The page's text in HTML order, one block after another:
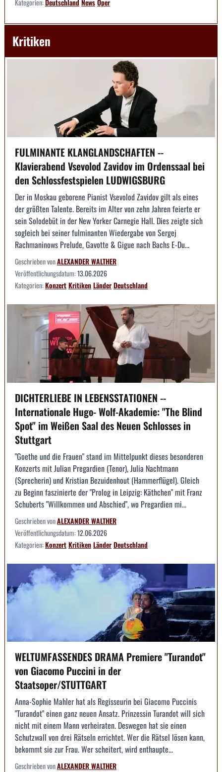
Kritiken
FULMINANTE KLANGLANDSCHAFTEN --
Klavierabend Vsevolod Zavidov im Ordenssaal bei
den Schlossfestspielen LUDWIGSBURG
Der in Moskau geborene Pianist Vsevolod Zavidov gilt als eines
der größten Talente. Bereits im Alter von zehn Jahren feierte er
sein Solodebüt in der New Yorker Carnegie Hall. Dies zeigte sich
sogleich bei seiner fulminanten Wiedergabe von Sergej
Rachmaninows Prelude, Gavotte & Gigue nach Bachs E-Du...
Geschrieben vonALEXANDER WALTHER
Veröffentlichungsdatum:13.06.2026
Kategorien:KonzertKritikenLänderDeutschland
DICHTERLIEBE IN LEBENSSTATIONEN --
Internationale Hugo- Wolf-Akademie: "The Blind
Spot" im Weißen Saal des Neuen Schlosses in
Stuttgart
"Goethe und die Frauen" stand im Mittelpunkt dieses besonderen
Konzerts mit Julian Pregardien (Tenor), Julia Nachtmann
(Sprecherin) und Kristian Bezuidenhout (Hammerflügel). Gleich
zu Beginn faszinierte der "Prolog in Leipzig: Käthchen" mit Franz
Schuberts "Willkommen und Abschied", wo Pregardien mi...
Geschrieben vonALEXANDER WALTHER
Veröffentlichungsdatum:12.06.2026
Kategorien:KonzertKritikenLänderDeutschland
WELTUMFASSENDES DRAMA Premiere "Turandot"
von Giacomo Puccini in der
Staatsoper/STUTTGART
Anna-Sophie Mahler hat als Regisseurin bei Giacomo Puccinis
"Turandot" einen ganz neuen Ansatz. Prinzessin Turandot will sich
nicht mit einem Mann verheiraten. Deswegen hat sie einen
Schutzwall von drei Rätseln errichtet. Wer die Rätsel lösen kann,
bekommt sie zur Frau. Wer scheitert, wird enthaupte...
Geschrieben vonALEXANDER WALTHER